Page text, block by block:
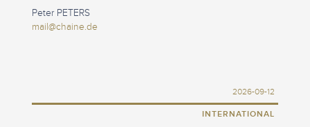
Peter PETERS
mail@chaine.de
2026-09-12
INTERNATIONAL